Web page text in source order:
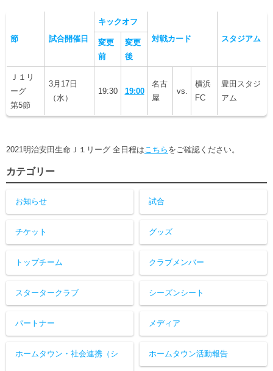
ヒストリー
サステナビリティ
横浜FCスポーツクラブ
ニッパツ横浜FCシーガルズ
学生インターンシップ
スタータークラブ
スペシャルコンテンツ
オリジナルビール
アカデミー選手
アカデミースタッフ
サッカースクール
チアスクール
あしながドリーム基金
お問い合わせ
節 試合開催日
キックオフ
対戦カード
スタジアム
変更
前
変更
後
Ｊ１リ
ーグ
第5節
3月17日
（水）
19:30 19:00
名古
屋
vs.
横浜
FC
豊田スタジ
アム
2021明治安田生命Ｊ１リーグ 全日程は こちら をご確認ください。
カテゴリー
お知らせ 試合
チケット グッズ
トップチーム クラブメンバー
スタータークラブ シーズンシート
パートナー メディア
ホームタウン・社会連携（シ ホームタウン活動報告